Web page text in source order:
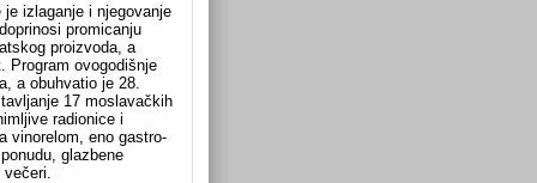
izlaganje i njegovanje
promicanju
proizvoda, a
Program ovogodišnje
a obuhvatio je 28.
17 moslavačkih
radionice i
vinorelom, eno gastro-
glazbene